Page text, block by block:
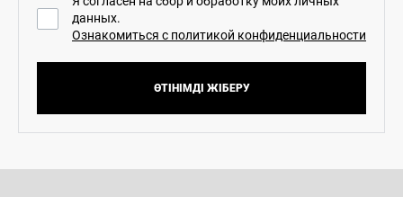
данных.
Ознакомиться с политикой конфиденциальности
ӨТІНІМДІ ЖІБЕРУ